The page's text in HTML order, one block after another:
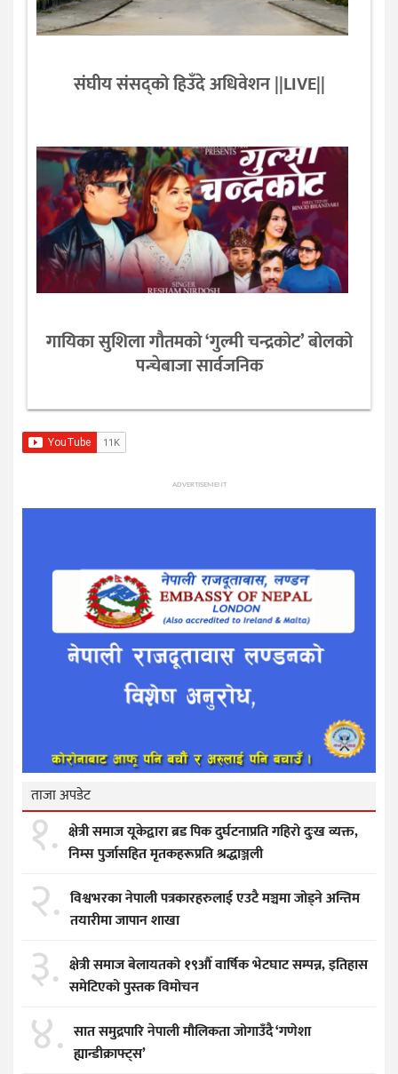
संघीय संसद्को हिउँदे अधिवेशन ||LIVE||
गायिका सुशिला गौतमको ‘गुल्मी चन्द्रकोट’ बोलको
पन्चेबाजा सार्वजनिक
ADVERTISEMENT
ताजा अपडेट
१. क्षेत्री समाज यूकेद्वारा ब्रड पिक दुर्घटनाप्रति गहिरो दुःख व्यक्त,
निम्स पुर्जासहित मृतकहरूप्रति श्रद्धाञ्जली
२. विश्वभरका नेपाली पत्रकारहरुलाई एउटै मञ्चमा जोड्ने अन्तिम
तयारीमा जापान शाखा
३. क्षेत्री समाज बेलायतको १९औँ वार्षिक भेटघाट सम्पन्न, इतिहास
समेटिएको पुस्तक विमोचन
४. सात समुद्रपारि नेपाली मौलिकता जोगाउँदै ‘गणेशा
ह्यान्डीक्राफ्ट्स’